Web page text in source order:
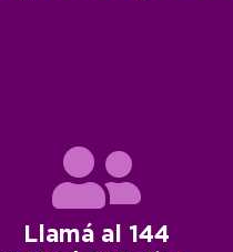
Llamá al 144